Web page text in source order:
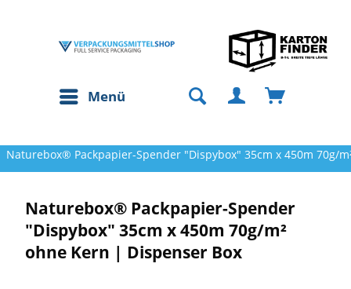
Menü
Naturebox® Packpapier-Spender "Dispybox" 35cm x 450m 70g/
Naturebox® Packpapier-Spender
"Dispybox" 35cm x 450m 70g/m²
ohne Kern | Dispenser Box